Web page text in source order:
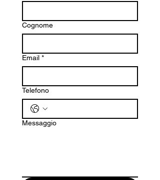
Cognome
Email *
Telefono
Messaggio